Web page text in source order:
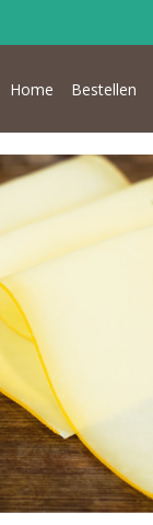
Home Bestellen